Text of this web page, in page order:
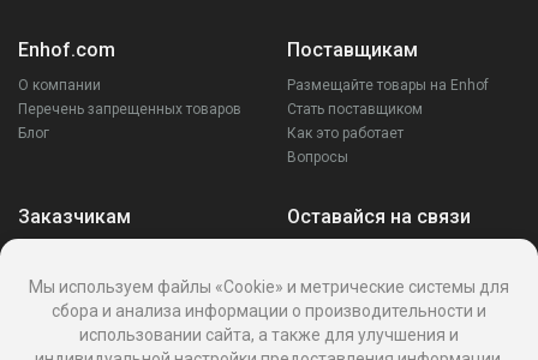
Enhof.com
О компании
Перечень запрещенных товаров
Блог
Поставщикам
Размещайте товары на Enhof
Стать поставщиком
Как это работает
Вопросы
Заказчикам
Написать поставщику
Оставайся на связи
Мы используем файлы «Cookie» и метрические системы для
сбора и анализа информации о производительности и
использовании сайта, а также для улучшения и